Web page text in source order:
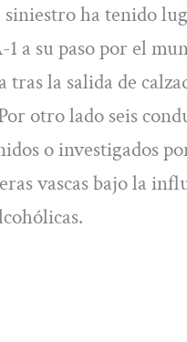
siniestro ha tenido
a su paso por el
tras la salida de
otro lado seis
o investigados
vascas bajo la